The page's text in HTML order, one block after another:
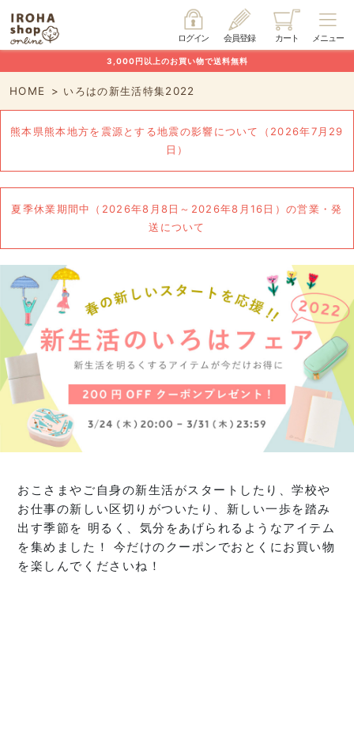
メニュー
カート
会員登録
ログイン
3,000円以上のお買い物で送料無料
HOME いろはの新生活特集2022
熊本県熊本地方を震源とする地震の影響について（2026年7月29
日）
夏季休業期間中（2026年8月8日～2026年8月16日）の営業・発
送について
おこさまやご自身の新生活がスタートしたり、学校や
お仕事の新しい区切りがついたり、新しい一歩を踏み
出す季節を 明るく、気分をあげられるようなアイテム
を集めました！ 今だけのクーポンでおとくにお買い物
を楽しんでくださいね！